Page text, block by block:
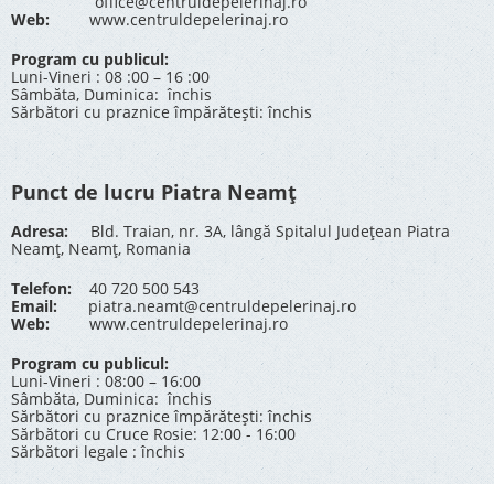
Web:
www.centruldepelerinaj.ro
Program cu publicul:
Luni-Vineri : 08 :00 – 16 :00
Sâmbăta, Duminica: închis
Sărbători cu praznice împărătești: închis
Punct de lucru Piatra Neamț
Adresa: Bld. Traian, nr. 3A, lângă Spitalul Județean Piatra
Neamț, Neamț, Romania
Telefon:40 720 500 543
Email:
piatra.neamt@centruldepelerinaj.ro
Web:
www.centruldepelerinaj.ro
Program cu publicul:
Luni-Vineri : 08:00 – 16:00
Sâmbăta, Duminica: închis
Sărbători cu praznice împărătești: închis
Sărbători cu Cruce Rosie: 12:00 - 16:00
Sărbători legale : închis